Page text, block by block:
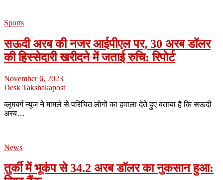
Sports
सऊदी अरब की नजर आईपीएल पर, 30 अरब डॉलर
की हिस्सेदारी खरीदने में जताई रुचि: रिपोर्ट
November 6, 2023
Desk Takshakapost
ब्लूमबर्ग न्यूज ने मामले से परिचित लोगों का हवाला देते हुए बताया है कि सऊदी
अरब…
News
तुर्की में भूकंप से 34.2 अरब डॉलर का नुकसान हुआ: